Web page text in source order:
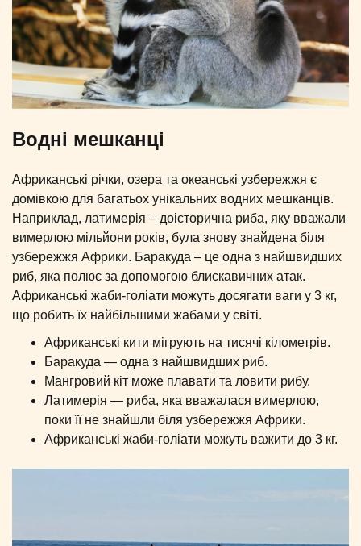
Водні мешканці
Африканські річки, озера та океанські узбережжя є
домівкою для багатьох унікальних водних мешканців.
Наприклад, латимерія – доісторична риба, яку вважали
вимерлою мільйони років, була знову знайдена біля
узбережжя Африки. Баракуда – це одна з найшвидших
риб, яка полює за допомогою блискавичних атак.
Африканські жаби-голіати можуть досягати ваги у 3 кг,
що робить їх найбільшими жабами у світі.
Африканські кити мігрують на тисячі кілометрів.
Баракуда — одна з найшвидших риб.
Мангровий кіт може плавати та ловити рибу.
Латимерія — риба, яка вважалася вимерлою,
поки її не знайшли біля узбережжя Африки.
Африканські жаби-голіати можуть важити до 3 кг.